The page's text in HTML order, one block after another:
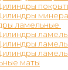
ламельные
маты